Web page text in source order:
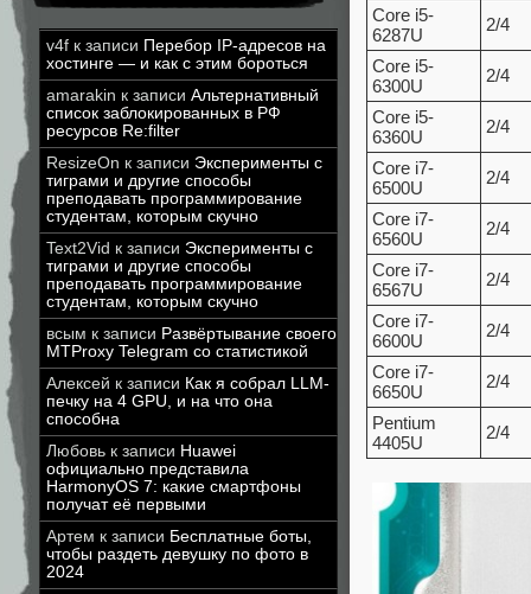
v4f к записи Перебор IP-адресов на
хостинге — и как с этим бороться
amarakin к записи Альтернативный
список заблокированных в РФ
ресурсов Re:filter
ResizeOn к записи Эксперименты с
тиграми и другие способы
преподавать программирование
студентам, которым скучно
Text2Vid к записи Эксперименты с
тиграми и другие способы
преподавать программирование
студентам, которым скучно
всым к записи Развёртывание своего
MTProxy Telegram со статистикой
Алексей к записи Как я собрал LLM-
печку на 4 GPU, и на что она
способна
Любовь к записи Huawei
официально представила
HarmonyOS 7: какие смартфоны
получат её первыми
Артем к записи Бесплатные боты,
чтобы раздеть девушку по фото в
2024
Core i5-
6287U
2/4
Core i5-
6300U
2/4
Core i5-
6360U
2/4
Core i7-
6500U
2/4
Core i7-
6560U
2/4
Core i7-
6567U
2/4
Core i7-
6600U
2/4
Core i7-
6650U
2/4
Pentium
4405U
2/4